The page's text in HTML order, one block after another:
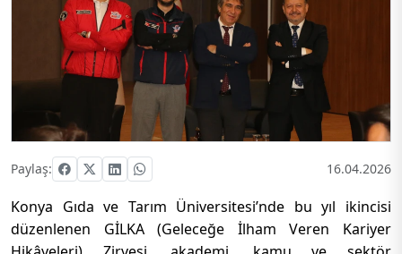
Paylaş: 16.04.2026
Konya Gıda ve Tarım Üniversitesi’nde bu yıl ikincisi
düzenlenen GİLKA (Geleceğe İlham Veren Kariyer